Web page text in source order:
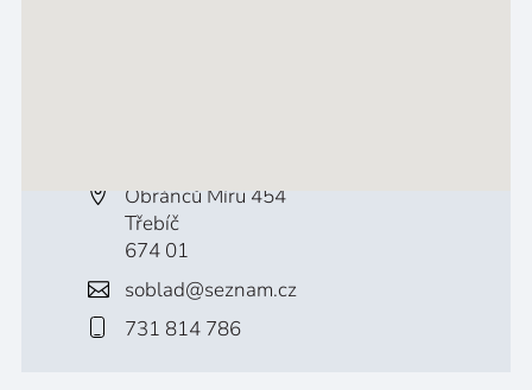
Obránců Míru 454
Třebíč
674 01
soblad@seznam.cz
731 814 786